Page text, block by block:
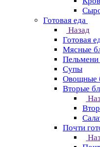
Готовая еда
Назад
Готовая
Мясные
Пельмени
Супы
Овощные
Вторые
Почти